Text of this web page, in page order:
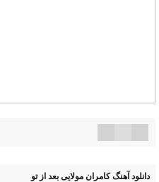
دانلود آهنگ کامران مولایی بعد از تو